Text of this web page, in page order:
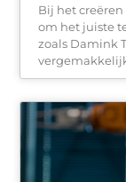
Bij het
om het juiste
zoals Damink